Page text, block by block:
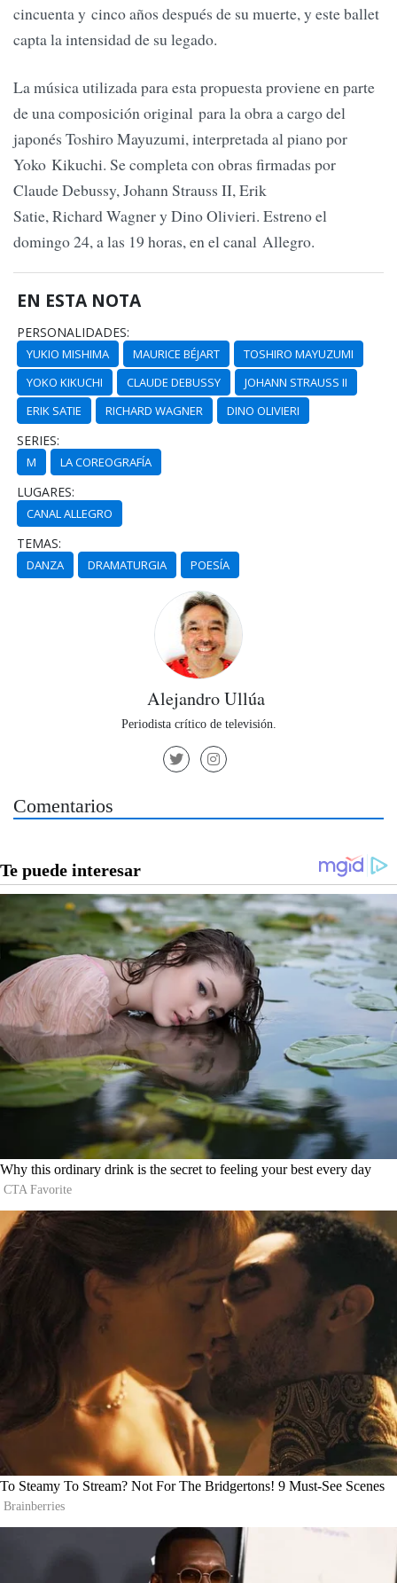
cincuenta y cinco años después de su muerte, y este ballet
capta la intensidad de su legado.
La música utilizada para esta propuesta proviene en parte
de una composición original para la obra a cargo del
japonés Toshiro Mayuzumi, interpretada al piano por
Yoko Kikuchi. Se completa con obras firmadas por
Claude Debussy, Johann Strauss II, Erik
Satie, Richard Wagner y Dino Olivieri. Estreno el
domingo 24, a las 19 horas, en el canal Allegro.
EN ESTA NOTA
PERSONALIDADES:
YUKIO MISHIMA MAURICE BÉJART
TOSHIRO MAYUZUMI
YOKO KIKUCHI
CLAUDE DEBUSSY
JOHANN STRAUSS II
ERIK SATIE
RICHARD WAGNER DINO OLIVIERI
SERIES:
M LA COREOGRAFÍA
LUGARES:
CANAL ALLEGRO
TEMAS:
DANZA DRAMATURGIA POESÍA
Alejandro Ullúa
Periodista crítico de televisión.
Comentarios